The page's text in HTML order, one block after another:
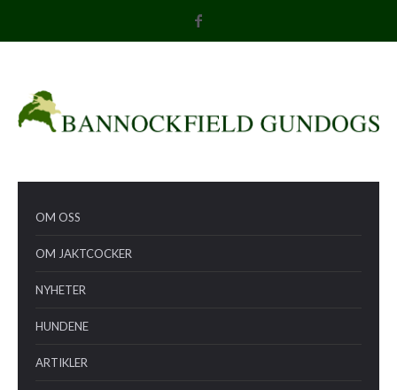
OM OSS
OM JAKTCOCKER
NYHETER
HUNDENE
ARTIKLER